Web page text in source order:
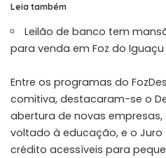
Leia também
Leilão de banco tem
para venda em Foz do Iguaçu
Entre os programas do
comitiva, destacaram-se o
abertura de novas empresas,
voltado à educação, e o Juro
crédito acessíveis para